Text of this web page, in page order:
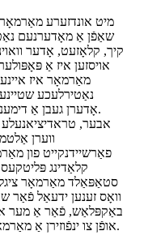
מיט אונדזערע
שאַפֿן אַ מאָדערנעם
קיך, קלאָזעט, אָדער
אויסזען איז אַ
מאַרמאָר איז
נאַטירלעכע
אָדערן געבן אַ דימענסיע צו יעדער וואַנט געגנט.
אבער,
ווערן
פאַרשיידנקייט פון
קלאַדינג
סטאַפּאַלד מאַרמאָר
וואָס זענען ידעאַל פֿאַר
באַקפּלאַש, פֿאַר אַ מער
אופֿן צו ינפֿוזירן אַ מאַרמאָר רושם פּלאַן אין דיין הויז.